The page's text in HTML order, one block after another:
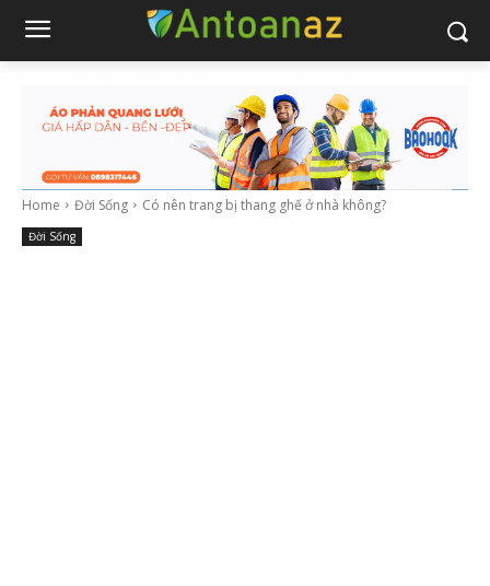
Home Đời Sống Có nên trang bị thang ghế ở nhà không?
Đời Sống